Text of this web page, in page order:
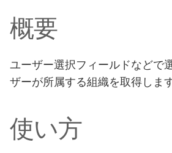
概要
ユーザー選択フィールドなどで
ザーが所属する組織を取得します
使い方